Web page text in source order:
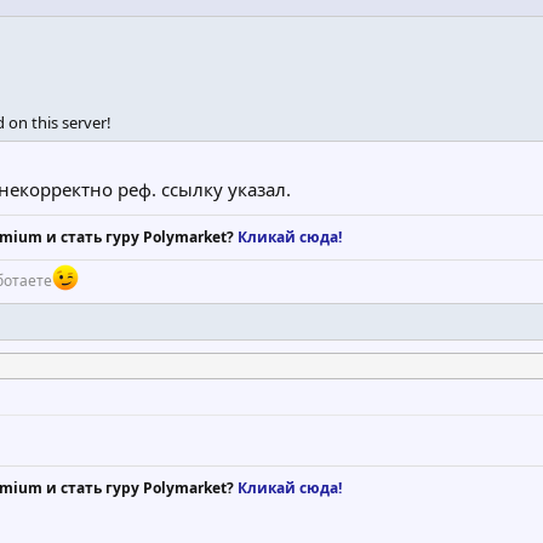
on this server!
реф. ссылку указал.
и стать гуру Polymarket? Кликай сюда!
и стать гуру Polymarket? Кликай сюда!